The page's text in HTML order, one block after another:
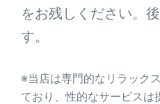
をお残しください。
す。
※当店は専門的なリラック
ており、性的なサービスは